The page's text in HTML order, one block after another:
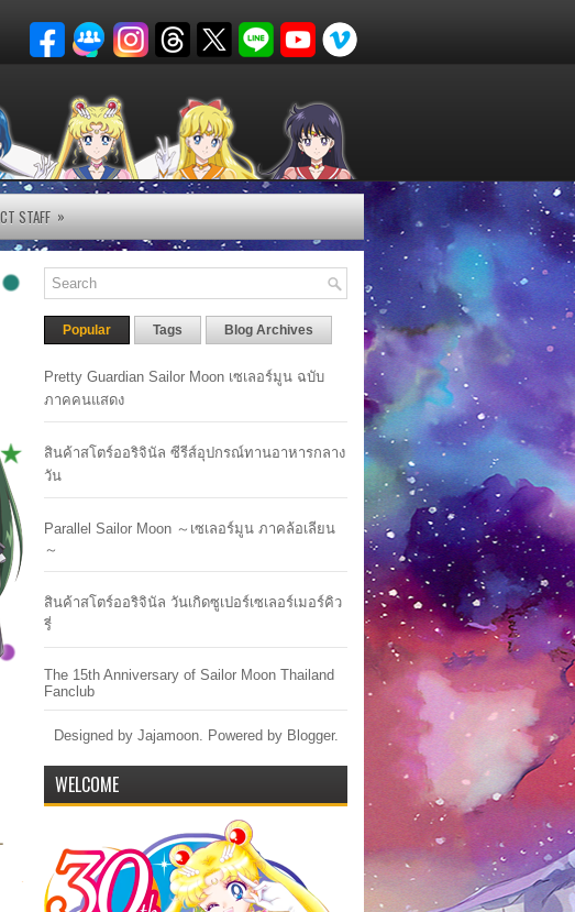
STAFF »
Popular Tags Blog Archives
Pretty Guardian Sailor Moon เซเลอร์มูน ฉบับ
ภาคคนแสดง
สินค้าสโตร์ออริจินัล ซีรีส์อุปกรณ์ทานอาหารกลาง
วัน
Parallel Sailor Moon ～เซเลอร์มูน ภาคล้อเลียน
～
สินค้าสโตร์ออริจินัล วันเกิดซูเปอร์เซเลอร์เมอร์คิว
รี่
The 15th Anniversary of Sailor Moon Thailand
Fanclub
Designed by Jajamoon. Powered by Blogger.
WELCOME